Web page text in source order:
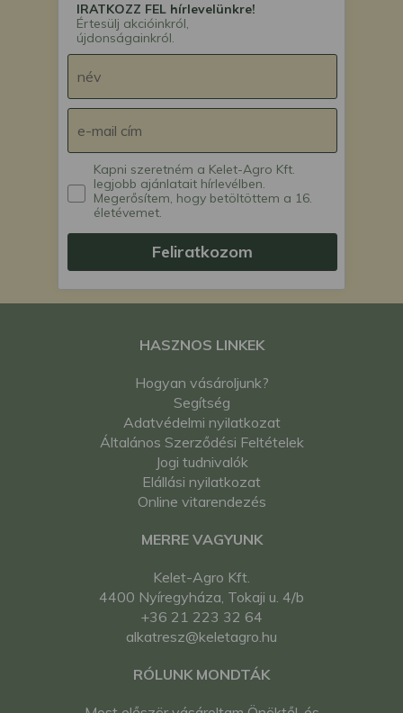
IRATKOZZ FEL hírlevelünkre!
Értesülj akcióinkról,
újdonságainkról.
Kapni szeretném a Kelet-Agro Kft.
legjobb ajánlatait hírlevélben.
Megerősítem, hogy betöltöttem a 16.
életévemet.
Feliratkozom
HASZNOS LINKEK
Hogyan vásároljunk?
Segítség
Adatvédelmi nyilatkozat
Általános Szerződési Feltételek
Jogi tudnivalók
Elállási nyilatkozat
Online vitarendezés
MERRE VAGYUNK
Kelet-Agro Kft.
4400 Nyíregyháza, Tokaji u. 4/b
+36 21 223 32 64
alkatresz@keletagro.hu
RÓLUNK MONDTÁK